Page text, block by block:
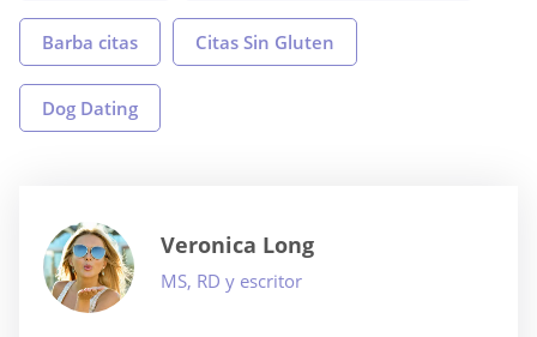
Barba citas Citas Sin Gluten
Dog Dating
Veronica Long
MS, RD y escritor